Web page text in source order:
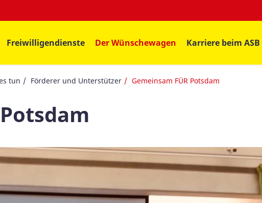
Freiwilligendienste Der Wünschewagen Karriere beim ASB
tun Förderer und Unterstützer Gemeinsam FÜR Potsdam